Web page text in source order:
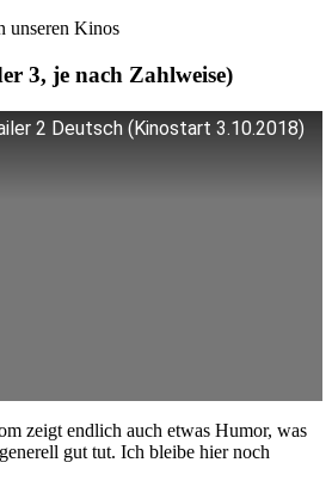
unseren Kinos
3, je nach Zahlweise)
2 Deutsch (Kinostart 3.10.2018)
zeigt endlich auch etwas Humor, was
gut tut. Ich bleibe hier noch